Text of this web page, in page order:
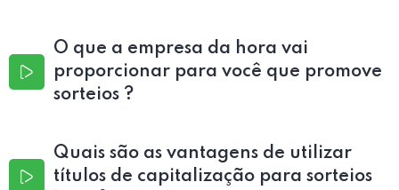
O que a empresa da hora vai
proporcionar para você que promove
sorteios ?
Quais são as vantagens de utilizar
títulos de capitalização para sorteios